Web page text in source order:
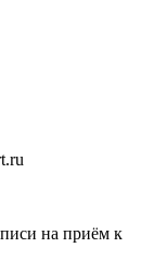
на приём к